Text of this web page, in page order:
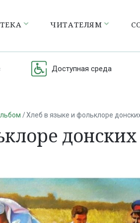
ЧИТАТЕЛЯМ
Доступная среда
Хлеб в языке и фольклоре
донских